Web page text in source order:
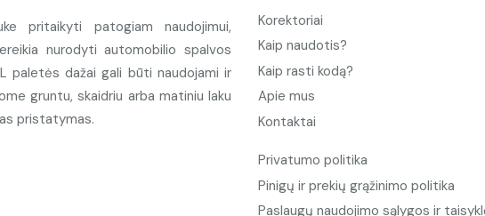
pritaikyti patogiam naudojimui,
nurodyti automobilio spalvos
paletės dažai gali būti naudojami ir
gruntu, skaidriu arba matiniu laku
pristatymas.
Korektoriai
Kaip naudotis?
Kaip rasti kodą?
Apie mus
Kontaktai
Privatumo politika
Pinigų ir prekių grąžinimo politika
Paslaugų naudojimo sąlygos ir